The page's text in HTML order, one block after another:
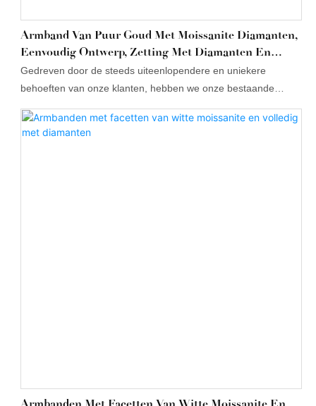
Armband Van Puur Goud Met Moissanite Diamanten,
Eenvoudig Ontwerp, Zetting Met Diamanten En
Schakelarmband.
Gedreven door de steeds uiteenlopendere en uniekere
behoeften van onze klanten, hebben we onze bestaande
technologieën succesvol vernieuwd en verbeterd. De hoge
flexibiliteit en veelzijdigheid ervan hebben ze populair gemaakt